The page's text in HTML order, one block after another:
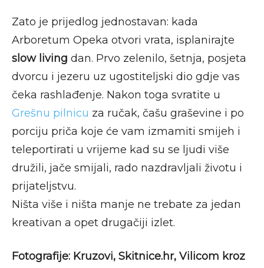
Zato je prijedlog jednostavan: kada
Arboretum Opeka otvori vrata, isplanirajte
slow living dan. Prvo zelenilo, šetnja, posjeta
dvorcu i jezeru uz ugostiteljski dio gdje vas
čeka rashlađenje. Nakon toga svratite u
Grešnu pilnicu za ručak, čašu graševine i po
porciju priča koje će vam izmamiti smijeh i
teleportirati u vrijeme kad su se ljudi više
družili, jače smijali, rado nazdravljali životu i
prijateljstvu.
Ništa više i ništa manje ne trebate za jedan
kreativan a opet drugačiji izlet.
Fotografije: Kruzovi, Skitnice.hr, Vilicom kroz